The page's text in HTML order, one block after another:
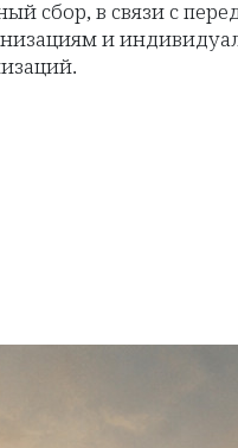
сбор, в связи с
и